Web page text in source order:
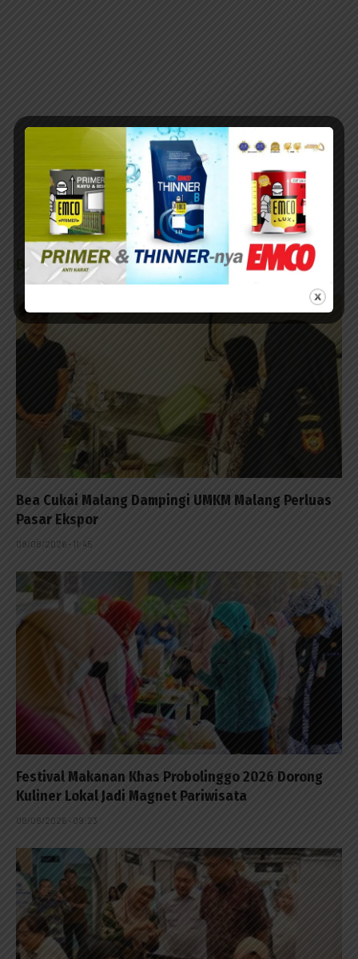
BERITA TERKAIT
Bea Cukai Malang Dampingi UMKM Malang Perluas
Pasar Ekspor
08/08/2026 - 11:45
Festival Makanan Khas Probolinggo 2026 Dorong
Kuliner Lokal Jadi Magnet Pariwisata
08/08/2026 - 09:23